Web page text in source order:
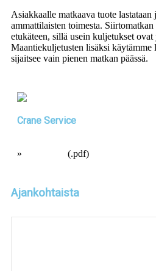
Asiakkaalle matkaava tuote lastataan
ammattilaisten toimesta.
etukäteen, sillä usein kuljetukset
Maantiekuljetusten lisäksi käytämme
sijaitsee vain pienen matkan päässä.
Crane Service
» (.pdf)
Ajankohtaista